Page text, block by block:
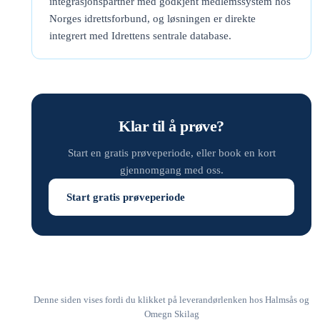
Norges idrettsforbund, og løsningen er direkte
integrert med Idrettens sentrale database.
Klar til å prøve?
Start en gratis prøveperiode, eller book en kort
gjennomgang med oss.
Start gratis prøveperiode
Denne siden vises fordi du klikket på leverandørlenken hos Halmsås og
Omegn Skilag